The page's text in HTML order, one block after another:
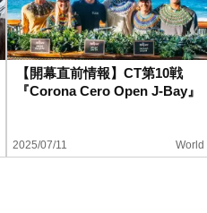
【開幕直前情報】CT第10戦
『Corona Cero Open J-Bay』
2025/07/11 World